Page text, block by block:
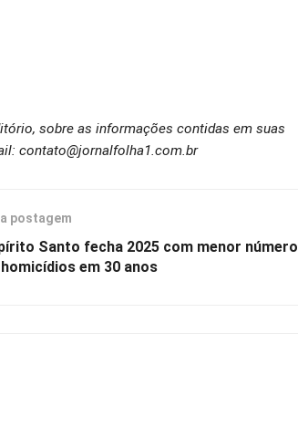
sobre as informações contidas em suas
contato@jornalfolha1.com.br
postagem
Santo fecha 2025 com menor número
em 30 anos